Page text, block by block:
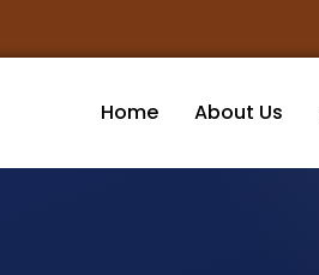
Home About Us